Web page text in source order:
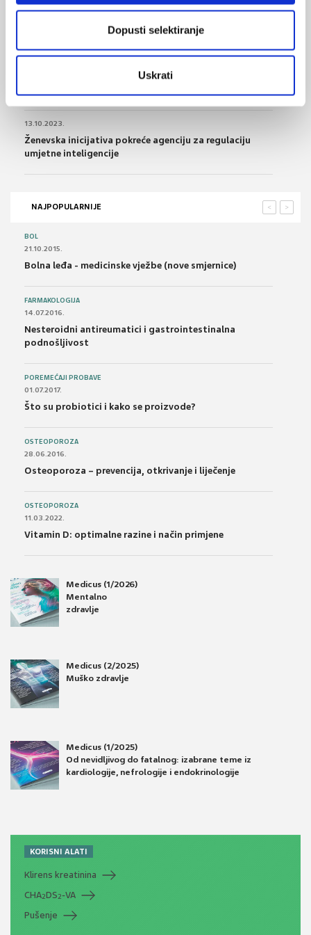
Dopusti selektiranje
Uskrati
02.01.2024.
Zdravstveni proračun za 2024. je 7,1 milijardu eura
10.11.2023.
Prvi svjetski model predikcije miopije upotrebom
13.10.2023.
Ženevska inicijativa pokreće agenciju za regulaciju
umjetne inteligencije
NAJPOPULARNIJE >
<
BOL
21.10.2015.
Bolna leđa - medicinske vježbe (nove smjernice)
FARMAKOLOGIJA
14.07.2016.
Nesteroidni antireumatici i gastrointestinalna
podnošljivost
POREMEĆAJI PROBAVE
01.07.2017.
Što su probiotici i kako se proizvode?
OSTEOPOROZA
28.06.2016.
Osteoporoza – prevencija, otkrivanje i liječenje
OSTEOPOROZA
11.03.2022.
Vitamin D: optimalne razine i način primjene
Medicus (1/2026)
Mentalno
zdravlje
Medicus (2/2025)
Muško zdravlje
Medicus (1/2025)
Od nevidljivog do fatalnog: izabrane teme iz
kardiologije, nefrologije i endokrinologije
KORISNI ALATI
Klirens kreatinina
CHA2DS2-VA
Pušenje